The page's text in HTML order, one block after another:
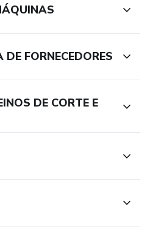
é o caminho pra chegar lá —
- O SEU LUGAR PARA
FORNECEDORES
DE CORTE E